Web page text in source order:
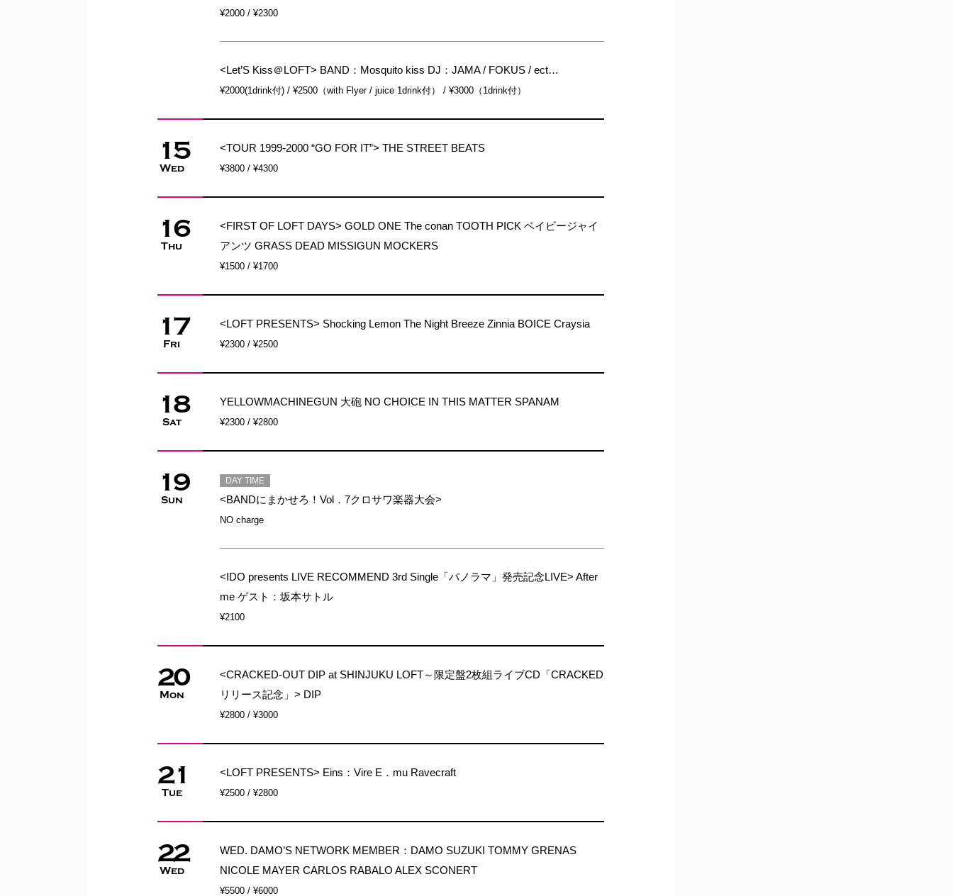
¥2000 / ¥2300
<Let’S Kiss＠LOFT> BAND：Mosquito kiss DJ：JAMA / FOKUS / ect…
¥2000(1drink付) / ¥2500（with Flyer / juice 1drink付） / ¥3000（1drink付）
15
Wed
<TOUR 1999-2000 “GO FOR IT”> THE STREET BEATS
¥3800 / ¥4300
16
Thu
<FIRST OF LOFT DAYS> GOLD ONE The conan TOOTH PICK ベイビージャイ
アンツ GRASS DEAD MISSIGUN MOCKERS
¥1500 / ¥1700
17
Fri
<LOFT PRESENTS> Shocking Lemon The Night Breeze Zinnia BOICE Craysia
¥2300 / ¥2500
18
Sat
YELLOWMACHINEGUN 大砲 NO CHOICE IN THIS MATTER SPANAM
¥2300 / ¥2800
19
Sun
DAY TIME
<BANDにまかせろ！Vol．7クロサワ楽器大会>
NO charge
<IDO presents LIVE RECOMMEND 3rd Single「パノラマ」発売記念LIVE> After
me ゲスト：坂本サトル
¥2100
20
Mon
<CRACKED-OUT DIP at SHINJUKU LOFT～限定盤2枚組ライブCD「CRACKED
リリース記念」> DIP
¥2800 / ¥3000
21
Tue
<LOFT PRESENTS> Eins：Vire E．mu Ravecraft
¥2500 / ¥2800
22
Wed
WED. DAMO’S NETWORK MEMBER：DAMO SUZUKI TOMMY GRENAS
NICOLE MAYER CARLOS RABALO ALEX SCONERT
¥5500 / ¥6000